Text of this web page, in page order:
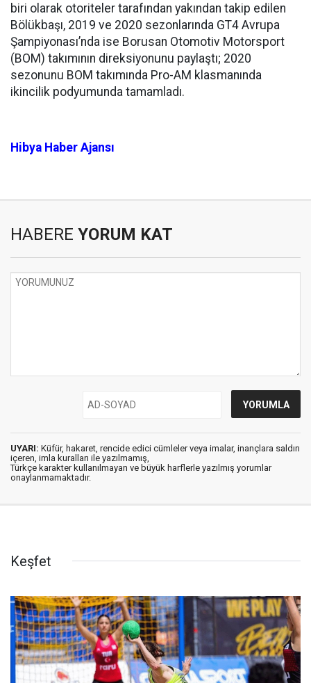
biri olarak otoriteler tarafından yakından takip edilen
Bölükbaşı, 2019 ve 2020 sezonlarında GT4 Avrupa
Şampiyonası’nda ise Borusan Otomotiv Motorsport
(BOM) takımının direksiyonunu paylaştı; 2020
sezonunu BOM takımında Pro-AM klasmanında
ikincilik podyumunda tamamladı.
Hibya Haber Ajansı
HABERE YORUM KAT
UYARI: Küfür, hakaret, rencide edici cümleler veya imalar, inançlara saldırı
içeren, imla kuralları ile yazılmamış,
Türkçe karakter kullanılmayan ve büyük harflerle yazılmış yorumlar
onaylanmamaktadır.
Keşfet